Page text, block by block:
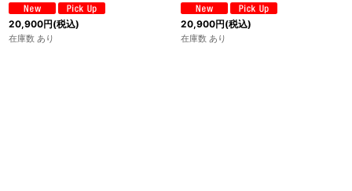
20,900円(税込)
在庫数 あり
20,900円(税込)
在庫数 あり